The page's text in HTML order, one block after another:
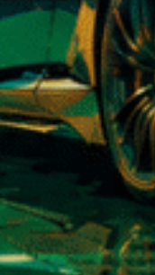
1,7L com tela
49,90 €
❅